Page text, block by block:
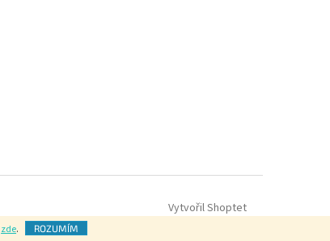
zde. ROZUMÍM
Vytvořil Shoptet